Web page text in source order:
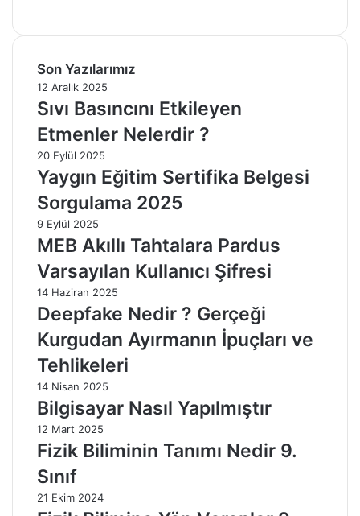
Son Yazılarımız
12 Aralık 2025
Sıvı Basıncını Etkileyen
Etmenler Nelerdir ?
20 Eylül 2025
Yaygın Eğitim Sertifika Belgesi
Sorgulama 2025
9 Eylül 2025
MEB Akıllı Tahtalara Pardus
Varsayılan Kullanıcı Şifresi
14 Haziran 2025
Deepfake Nedir ? Gerçeği
Kurgudan Ayırmanın İpuçları ve
Tehlikeleri
14 Nisan 2025
Bilgisayar Nasıl Yapılmıştır
12 Mart 2025
Fizik Biliminin Tanımı Nedir 9.
Sınıf
21 Ekim 2024